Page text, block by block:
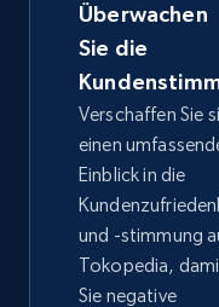
2.5K+
eBay - Collect
URL, Product id,
Seller reviews,
more.
Überwachen
Sie die
Verschaffen Sie
einen
Einblick in die
und -stimmung
Tokopedia,
Sie negative